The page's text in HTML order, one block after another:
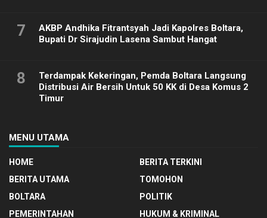
7
AKBP Andhika Fitrantsyah Jadi Kapolres Boltara,
Bupati Dr Sirajudin Lasena Sambut Hangat
8
Terdampak Kekeringan, Pemda Boltara Langsung
Distribusi Air Bersih Untuk 50 KK di Desa Komus 2
Timur
MENU UTAMA
HOME
BERITA TERKINI
BERITA UTAMA
TOMOHON
BOLTARA
POLITIK
PEMERINTAHAN
HUKUM & KRIMINAL